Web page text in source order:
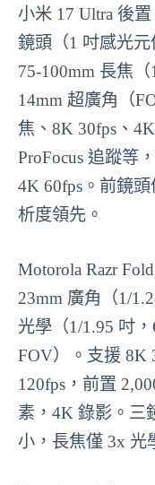
小米 17 Ultra 後
鏡頭（1 吋感光
75-100mm 長焦
14mm 超廣角（
焦、8K 30fps、
ProFocus 追蹤等
4K 60fps。前鏡
析度領先。
Motorola Razr
23mm 廣角（1/
光學（1/1.95 吋
FOV）。支援 8K
120fps，前置
素，4K 錄影。三
小，長焦僅 3x 光